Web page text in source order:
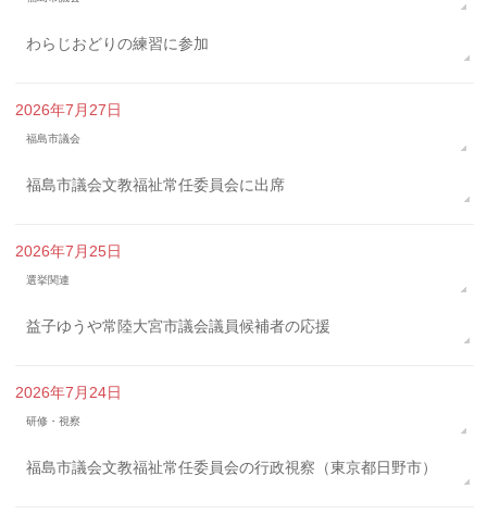
わらじおどりの練習に参加
2026年7月27日
福島市議会
福島市議会文教福祉常任委員会に出席
2026年7月25日
選挙関連
益子ゆうや常陸大宮市議会議員候補者の応援
2026年7月24日
研修・視察
福島市議会文教福祉常任委員会の行政視察（東京都日野市）